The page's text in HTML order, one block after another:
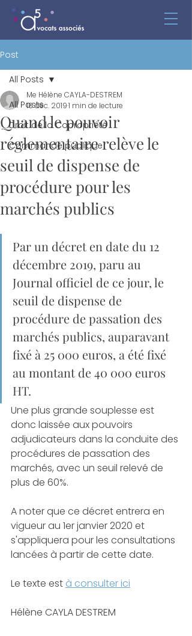
Post
All Posts
Droit de la Copropriété
Commande publique
All Posts
Quand le pouvoir
réglementaire relève le
seuil de dispense de
procédure pour les
marchés publics
Me Hélène CAYLA-DESTREM
16 déc. 20191 min de lecture
Par un décret en date du 12
décembre 2019, paru au
Journal officiel de ce jour, le
seuil de dispense de
procédure de passation des
marchés publics, auparavant
fixé à 25 000 euros, a été fixé
au montant de 40 000 euros
HT.
Une plus grande souplesse est
donc laissée aux pouvoirs
adjudicateurs dans la conduite des
procédures de passation des
marchés, avec un seuil relevé de
plus de 60%.
A noter que ce décret entrera en
vigueur au 1er janvier 2020 et
s'appliquera pour les consultations
lancées à partir de cette date.
Le texte est à consulter ici
Hélène CAYLA DESTREM